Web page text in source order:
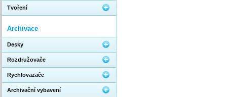
Tvoření
Archivace
Desky
Rozdružovače
Rychlovazače
Archivační vybavení